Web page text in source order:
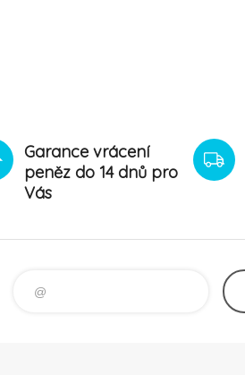
Garance vrácení
peněz do 14 dnů pro
Vás